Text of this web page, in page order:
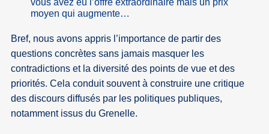
vous avez eu l’offre extraordinaire mais un prix
moyen qui augmente…
Bref, nous avons appris l’importance de partir des
questions concrètes sans jamais masquer les
contradictions et la diversité des points de vue et des
priorités. Cela conduit souvent à construire une critique
des discours diffusés par les politiques publiques,
notamment issus du Grenelle.